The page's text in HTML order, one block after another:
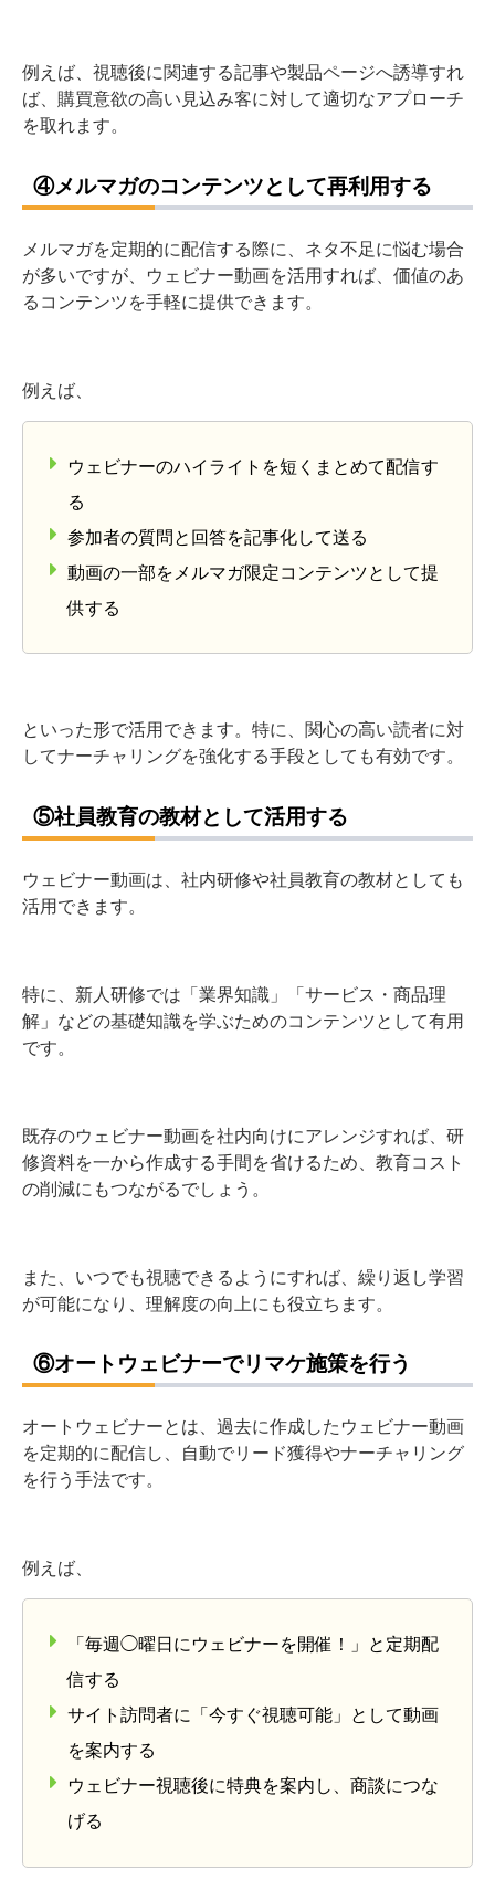
例えば、視聴後に関連する記事や製品ページへ誘導すれ
ば、購買意欲の高い見込み客に対して適切なアプローチ
を取れます。
④メルマガのコンテンツとして再利用する
メルマガを定期的に配信する際に、ネタ不足に悩む場合
が多いですが、ウェビナー動画を活用すれば、価値のあ
るコンテンツを手軽に提供できます。
例えば、
ウェビナーのハイライトを短くまとめて配信す
る
参加者の質問と回答を記事化して送る
動画の一部をメルマガ限定コンテンツとして提
供する
といった形で活用できます。特に、関心の高い読者に対
してナーチャリングを強化する手段としても有効です。
⑤社員教育の教材として活用する
ウェビナー動画は、社内研修や社員教育の教材としても
活用できます。
特に、新人研修では「業界知識」「サービス・商品理
解」などの基礎知識を学ぶためのコンテンツとして有用
です。
既存のウェビナー動画を社内向けにアレンジすれば、研
修資料を一から作成する手間を省けるため、教育コスト
の削減にもつながるでしょう。
また、いつでも視聴できるようにすれば、繰り返し学習
が可能になり、理解度の向上にも役立ちます。
⑥オートウェビナーでリマケ施策を行う
オートウェビナーとは、過去に作成したウェビナー動画
を定期的に配信し、自動でリード獲得やナーチャリング
を行う手法です。
例えば、
「毎週◯曜日にウェビナーを開催！」と定期配
信する
サイト訪問者に「今すぐ視聴可能」として動画
を案内する
ウェビナー視聴後に特典を案内し、商談につな
げる